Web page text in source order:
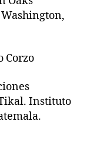
Corzo
Instituto